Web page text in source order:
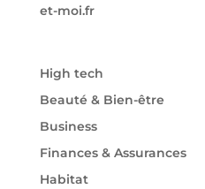
et-moi.fr
High tech
Beauté & Bien-être
Business
Finances & Assurances
Habitat